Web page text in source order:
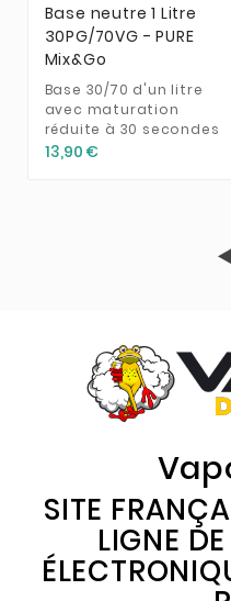
Base neutre 1 Litre
30PG/70VG - PURE
Mix&Go
Base 30/70 d'un litre
avec maturation
réduite à 30 secondes
13,90 €
SITE
LIGNE